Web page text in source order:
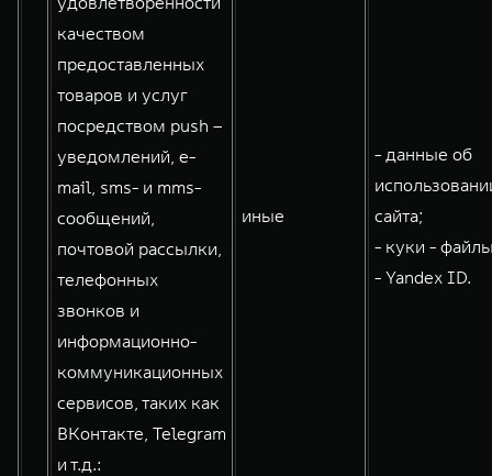
качеством
предоставленных
товаров и услуг
посредством push –
уведомлений, e-
mail, sms- и mms-
сообщений,
почтовой рассылки,
телефонных
звонков и
информационно-
коммуникационных
сервисов, таких как
ВКонтакте, Telegram
и т.д.:
иные
- данные об
сайта;
- куки -
- Yandex ID.